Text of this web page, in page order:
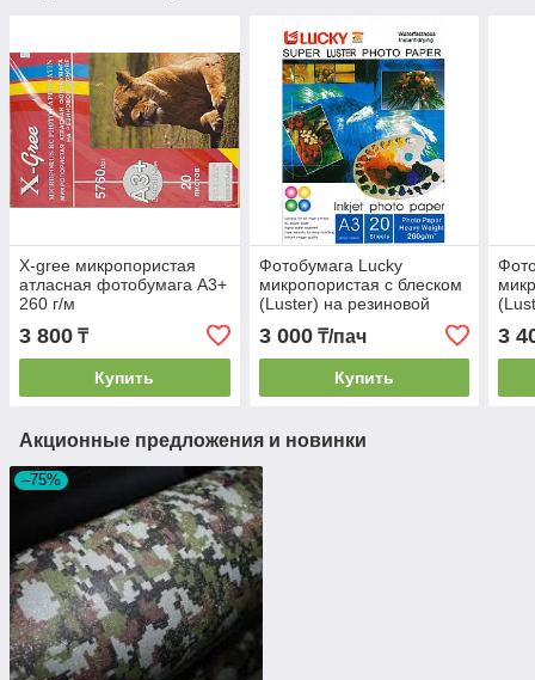
X-gree микропористая
атласная фотобумага А3+
260 г/м
3 800 ₸
Купить
Фотобумага Lucky
микропористая с блеском
(Luster) на резиновой
основе 260гр А3
3 000₸/пач
Купить
3
Акционные предложения и новинки
–75%